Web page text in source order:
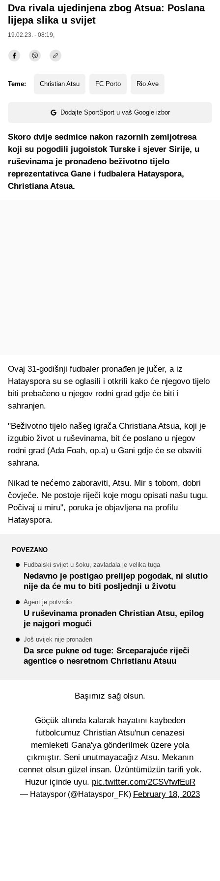
Dva rivala ujedinjena zbog Atsua: Poslana
lijepa slika u svijet
19.02.23. - 08:19,
Teme: Christian Atsu FC Porto Rio Ave
Dodajte SportSport u vaš Google izbor
Skoro dvije sedmice nakon razornih zemljotresa
koji su pogodili jugoistok Turske i sjever Sirije, u
ruševinama je pronađeno beživotno tijelo
reprezentativca Gane i fudbalera Hatayspora,
Christiana Atsua.
Ovaj 31-godišnji fudbaler pronađen je jučer, a iz
Hatayspora su se oglasili i otkrili kako će njegovo tijelo
biti prebačeno u njegov rodni grad gdje će biti i
sahranjen.
"Beživotno tijelo našeg igrača Christiana Atsua, koji je
izgubio život u ruševinama, bit će poslano u njegov
rodni grad (Ada Foah, op.a) u Gani gdje će se obaviti
sahrana.
Nikad te nećemo zaboraviti, Atsu. Mir s tobom, dobri
čovječe. Ne postoje riječi koje mogu opisati našu tugu.
Počivaj u miru", poruka je objavljena na profilu
Hatayspora.
POVEZANO
Fudbalski svijet u šoku, zavladala je velika tuga
Nedavno je postigao prelijep pogodak, ni slutio
nije da će mu to biti posljednji u životu
Agent je potvrdio
U ruševinama pronađen Christian Atsu, epilog
je najgori mogući
Još uvijek nije pronađen
Da srce pukne od tuge: Srceparajuće riječi
agentice o nesretnom Christianu Atsuu
Başımız sağ olsun.
Göçük altında kalarak hayatını kaybeden
futbolcumuz Christian Atsu'nun cenazesi
memleketi Gana'ya gönderilmek üzere yola
çıkmıştır. Seni unutmayacağız Atsu. Mekanın
cennet olsun güzel insan. Üzüntümüzün tarifi yok.
Huzur içinde uyu. pic.twitter.com/2CSVfwfEuR
— Hatayspor (@Hatayspor_FK) February 18, 2023